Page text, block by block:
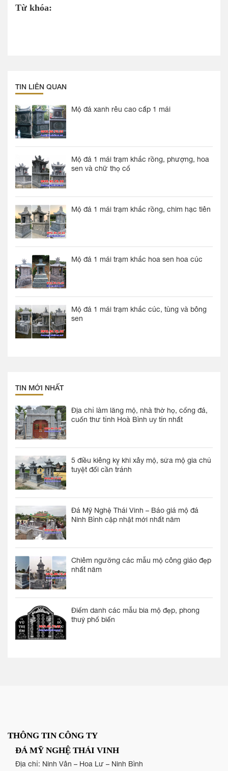
Từ khóa:
TIN LIÊN QUAN
Mộ đá xanh rêu cao cấp 1 mái
Mộ đá 1 mái trạm khắc rồng, phượng, hoa
sen và chữ thọ cổ
Mộ đá 1 mái trạm khắc rồng, chim hạc tiên
Mộ đá 1 mái trạm khắc hoa sen hoa cúc
Mộ đá 1 mái trạm khắc cúc, tùng và bông
sen
TIN MỚI NHẤT
Địa chỉ làm lăng mộ, nhà thờ họ, cổng đá,
cuốn thư tỉnh Hoà Bình uy tín nhất
5 điều kiêng kỵ khi xây mộ, sửa mộ gia chủ
tuyệt đối cần tránh
Đá Mỹ Nghệ Thái Vinh – Báo giá mộ đá
Ninh Bình cập nhật mới nhất năm
Chiêm ngưỡng các mẫu mộ công giáo đẹp
nhất năm
Điểm danh các mẫu bia mộ đẹp, phong
thuỷ phổ biến
THÔNG TIN CÔNG TY
ĐÁ MỸ NGHỆ THÁI VINH
Địa chỉ: Ninh Vân – Hoa Lư – Ninh Bình